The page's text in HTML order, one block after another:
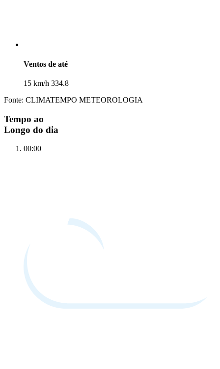
Ventos de até
15 km/h 334.8
Fonte: CLIMATEMPO METEOROLOGIA
Tempo ao
Longo do dia
00:00